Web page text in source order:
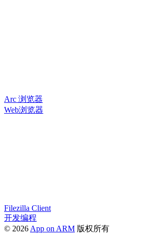
Arc 浏览器
Web浏览器
Filezilla Client
开发编程
© 2026 App on ARM 版权所有